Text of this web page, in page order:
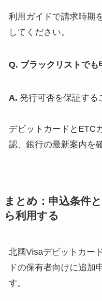
利用ガイドで請求時期
してください。
Q. ブラックリストでも
A. 発行可否を保証する
デビットカードとETC
認、銀行の最新案内を
まとめ：申込条件
ら利用する
北國Visaデビットカー
ドの保有者向けに追加
す。